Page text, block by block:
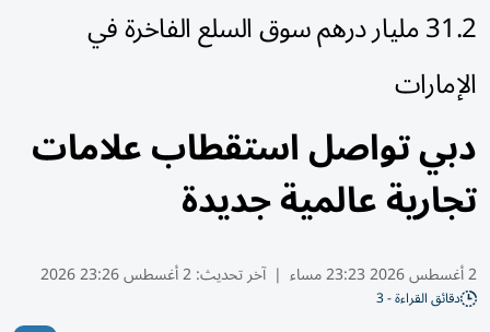
31.2 مليار درهم سوق السلع الفاخرة في
الإمارات
دبي تواصل استقطاب علامات
تجارية عالمية جديدة
2 أغسطس 2026 23:23 مساء | آخر تحديث:2 أغسطس 23:26 2026
دقائق القراءة - 3